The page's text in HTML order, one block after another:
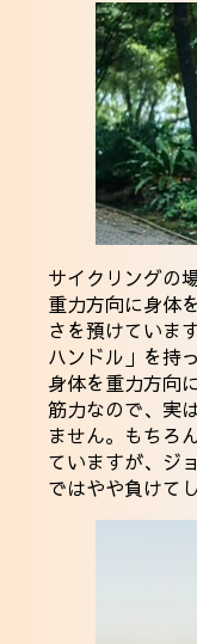
サイクリングの
重力方向に身体
さを預けていま
ハンドル」を持
身体を重力方向
筋力なので、実
ません。もちろ
ていますが、ジ
ではやや負けて